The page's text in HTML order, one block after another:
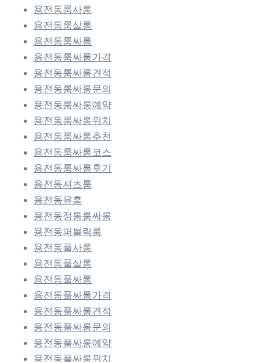
용전동룸사롱
용전동룸살롱
용전동룸싸롱
용전동룸싸롱가격
용전동룸싸롱견적
용전동룸싸롱문의
용전동룸싸롱예약
용전동룸싸롱위치
용전동룸싸롱추천
용전동룸싸롱코스
용전동룸싸롱후기
용전동셔츠룸
용전동유흥
용전동정통룸싸롱
용전동퍼블릭룸
용전동풀사롱
용전동풀살롱
용전동풀싸롱
용전동풀싸롱가격
용전동풀싸롱견적
용전동풀싸롱문의
용전동풀싸롱예약
용전동풀싸롱위치